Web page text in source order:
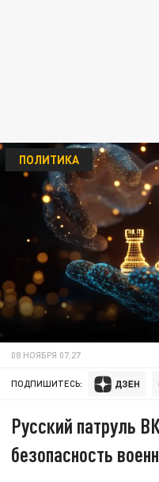
ПОЛИТИКА
08 НОЯБРЯ 07:27
ПОДПИШИТЕСЬ:
Русский патруль
безопасность